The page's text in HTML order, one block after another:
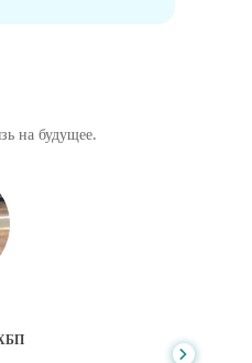
на будущее.